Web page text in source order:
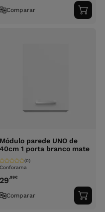
Comparar
ao
Módulo parede UNO de
40cm 1 porta branco mate
Conforama
(0)
29,99€
Comparar
ao